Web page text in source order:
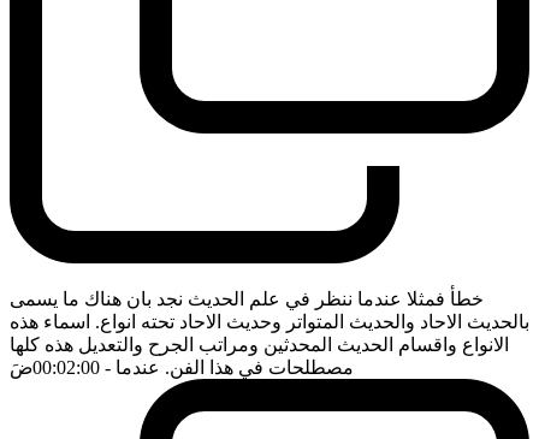
خطأ فمثلا عندما ننظر في علم الحديث نجد بان هناك ما يسمى
بالحديث الاحاد والحديث المتواتر وحديث الاحاد تحته انواع. اسماء هذه
الانواع واقسام الحديث المحدثين ومراتب الجرح والتعديل هذه كلها
مصطلحات في هذا الفن. عندما - 00:02:00 ضَ